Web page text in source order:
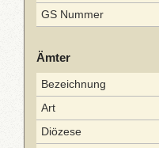
GS Nummer
Ämter
Bezeichnung
Art
Diözese